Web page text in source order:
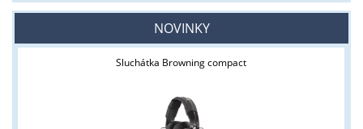
NOVINKY
Sluchátka Browning compact